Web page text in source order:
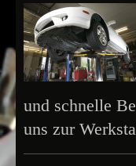
und schnelle
uns zur